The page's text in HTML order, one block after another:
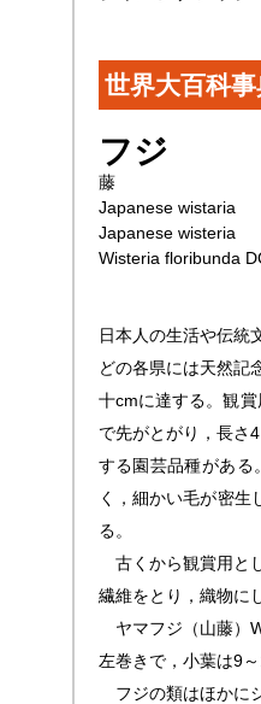
世界大百科事
フジ
藤
Japanese wistaria
Japanese wisteria
Wisteria floribunda
日本人の生活や伝統
どの各県には天然記
十cmに達する。観
で先がとがり，長さ
する園芸品種がある
く，細かい毛が密生
る。
古くから観賞用と
繊維をとり，織物に
ヤマフジ（山藤）
左巻きで，小葉は9
フジの類はほかに